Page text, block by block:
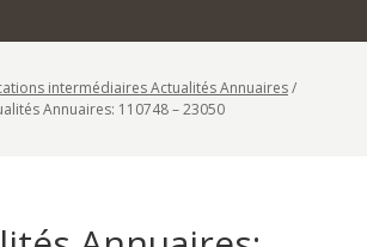
intermédiaires Actualités Annuaires/
Annuaires: 110748 – 23050